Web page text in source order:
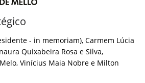
- in memoriam), Carmem Lúcia
Quixabeira Rosa e Silva,
Vinícius Maia Nobre e Milton